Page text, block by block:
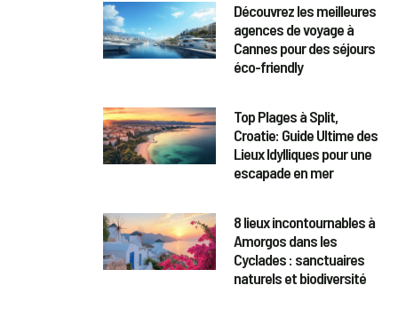
Découvrez les meilleures
agences de voyage à
Cannes pour des séjours
éco-friendly
Top Plages à Split,
Croatie: Guide Ultime des
Lieux Idylliques pour une
escapade en mer
8 lieux incontournables à
Amorgos dans les
Cyclades : sanctuaires
naturels et biodiversité